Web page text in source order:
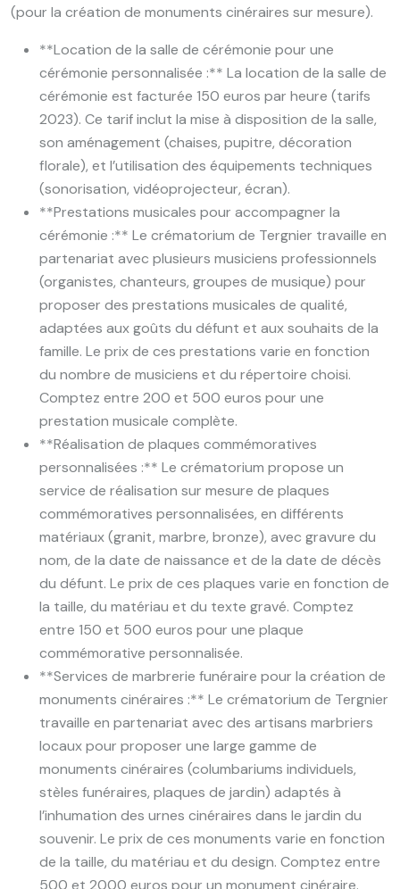
(pour la création de monuments cinéraires sur mesure).
**Location de la salle de cérémonie pour une
cérémonie personnalisée :** La location de la salle de
cérémonie est facturée 150 euros par heure (tarifs
2023). Ce tarif inclut la mise à disposition de la salle,
son aménagement (chaises, pupitre, décoration
florale), et l’utilisation des équipements techniques
(sonorisation, vidéoprojecteur, écran).
**Prestations musicales pour accompagner la
cérémonie :** Le crématorium de Tergnier travaille en
partenariat avec plusieurs musiciens professionnels
(organistes, chanteurs, groupes de musique) pour
proposer des prestations musicales de qualité,
adaptées aux goûts du défunt et aux souhaits de la
famille. Le prix de ces prestations varie en fonction
du nombre de musiciens et du répertoire choisi.
Comptez entre 200 et 500 euros pour une
prestation musicale complète.
**Réalisation de plaques commémoratives
personnalisées :** Le crématorium propose un
service de réalisation sur mesure de plaques
commémoratives personnalisées, en différents
matériaux (granit, marbre, bronze), avec gravure du
nom, de la date de naissance et de la date de décès
du défunt. Le prix de ces plaques varie en fonction de
la taille, du matériau et du texte gravé. Comptez
entre 150 et 500 euros pour une plaque
commémorative personnalisée.
**Services de marbrerie funéraire pour la création de
monuments cinéraires :** Le crématorium de Tergnier
travaille en partenariat avec des artisans marbriers
locaux pour proposer une large gamme de
monuments cinéraires (columbariums individuels,
stèles funéraires, plaques de jardin) adaptés à
l’inhumation des urnes cinéraires dans le jardin du
souvenir. Le prix de ces monuments varie en fonction
de la taille, du matériau et du design. Comptez entre